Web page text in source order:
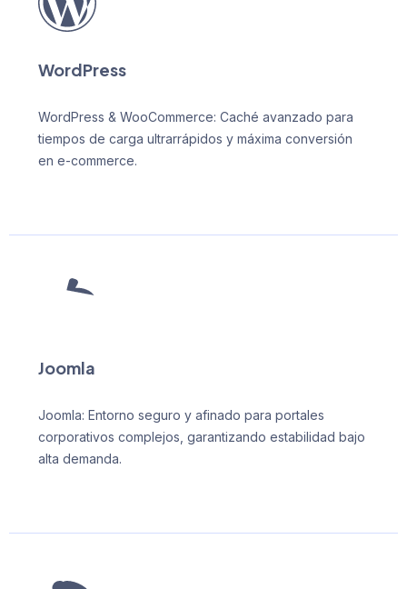
WordPress
WordPress & WooCommerce: Caché avanzado para
tiempos de carga ultrarrápidos y máxima conversión
en e-commerce.
Joomla
Joomla: Entorno seguro y afinado para portales
corporativos complejos, garantizando estabilidad bajo
alta demanda.